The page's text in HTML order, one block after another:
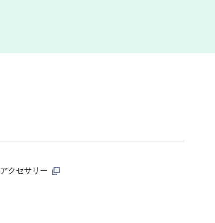
アクセサリー